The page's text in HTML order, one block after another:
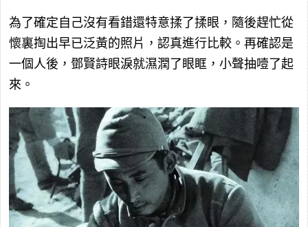
為了確定自己沒有看錯還特意揉了揉眼，隨後趕忙從
懷裏掏出早已泛黃的照片，認真進行比較。再確認是
一個人後，鄧賢詩眼淚就濕潤了眼眶，小聲抽噎了起
來。